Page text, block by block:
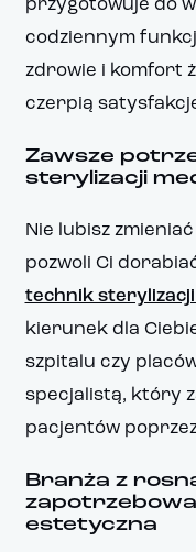
przygotowuje do
codziennym
zdrowie i komfort
czerpią
Zawsze
sterylizacji
Nie lubisz
pozwoli Ci
technik sterylizacji
kierunek dla
szpitalu czy
specjalistą, który
pacjentów
Branża z
estetyczna